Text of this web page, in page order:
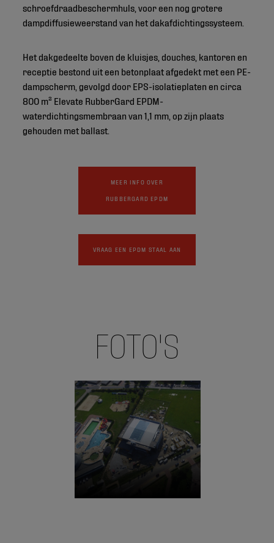
schroefdraadbeschermhuls, voor een nog grotere
dampdiffusieweerstand van het dakafdichtingssysteem.
Het dakgedeelte boven de kluisjes, douches, kantoren en
receptie bestond uit een betonplaat afgedekt met een PE-
dampscherm, gevolgd door EPS-isolatieplaten en circa
800 m² Elevate RubberGard EPDM-
waterdichtingsmembraan van 1,1 mm, op zijn plaats
gehouden met ballast.
MEER INFO OVER
RUBBERGARD EPDM
VRAAG EEN EPDM STAAL AAN
FOTO'S